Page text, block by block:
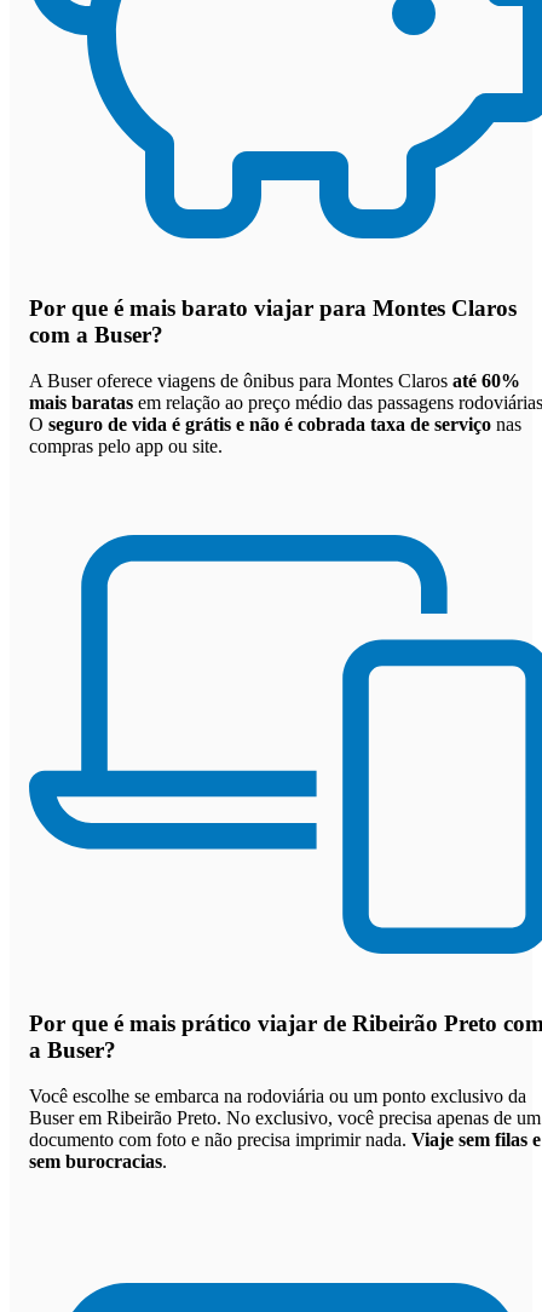
Por que é mais barato viajar para Montes Claros
com a Buser?
A Buser oferece viagens de ônibus para Montes Claros até 60%
mais baratas em relação ao preço médio das passagens
O seguro de vida é grátis e não é cobrada taxa de serviço nas
compras pelo app ou site.
Por que é mais prático viajar de Ribeirão Preto
a Buser?
Você escolhe se embarca na rodoviária ou um ponto exclusivo da
Buser em Ribeirão Preto. No exclusivo, você precisa apenas de um
documento com foto e não precisa imprimir nada. Viaje sem filas e
sem burocracias.